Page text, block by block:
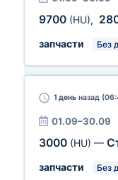
9700 (HU),
запчасти Без
1 день назад
01.09–30.09
3000 (HU) —
запчасти
Без